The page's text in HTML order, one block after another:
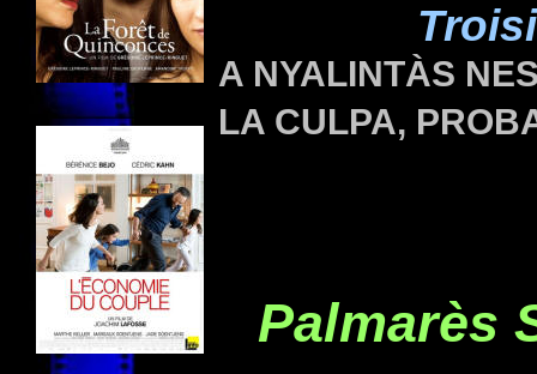
A NYALINTÀS
LA CULPA,
Palmarès